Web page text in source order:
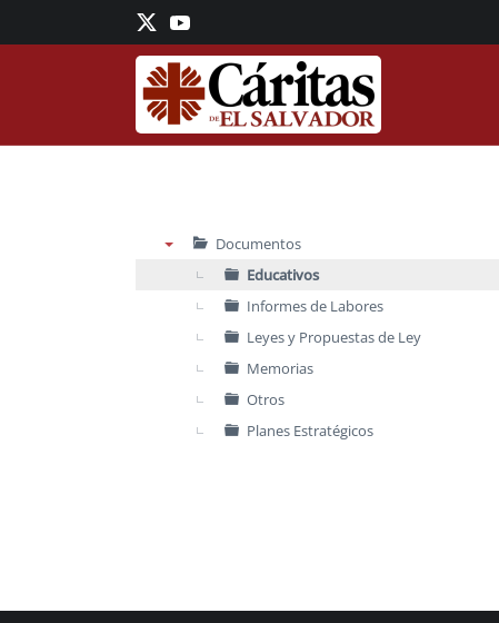
Skip to main content
Documentos
Educativos
Informes de Labores
Leyes y Propuestas de Ley
Memorias
Otros
Planes Estratégicos